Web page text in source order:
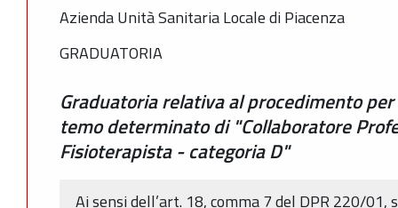
Azienda Unità Sanitaria Locale di Piacenza
GRADUATORIA
Graduatoria relativa al procedimento
temo determinato di "Collaboratore
Fisioterapista - categoria D"
Ai sensi dell’art. 18, comma 7 del DPR 220/01,